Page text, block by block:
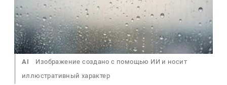
AI
Изображение создано с помощью ИИ и носит
иллюстративный характер